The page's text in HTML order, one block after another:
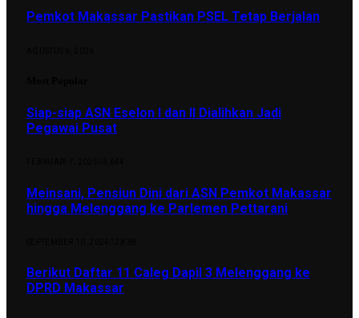
Pemkot Makassar Pastikan PSEL Tetap Berjalan
Siap-siap ASN Eselon I dan II Dialihkan Jadi
Pegawai Pusat
Meinsani, Pensiun Dini dari ASN Pemkot Makassar
hingga Melenggang ke Parlemen Pettarani
Berikut Daftar 11 Caleg Dapil 3 Melenggang ke
DPRD Makassar